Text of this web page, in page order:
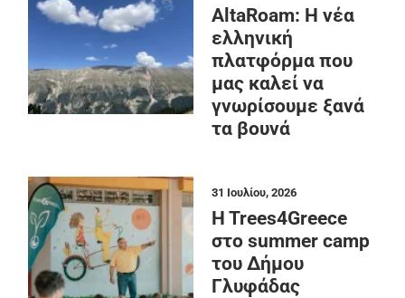
AltaRoam: Η νέα
ελληνική
πλατφόρμα που
μας καλεί να
γνωρίσουμε ξανά
τα βουνά
31 Ιουλίου, 2026
H Trees4Greece
στο summer camp
του Δήμου
Γλυφάδας